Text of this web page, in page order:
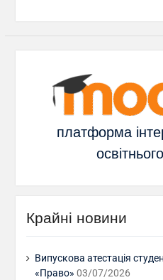
платформа
Крайні новини
Випускова атестація
«Право» 03/07/2026